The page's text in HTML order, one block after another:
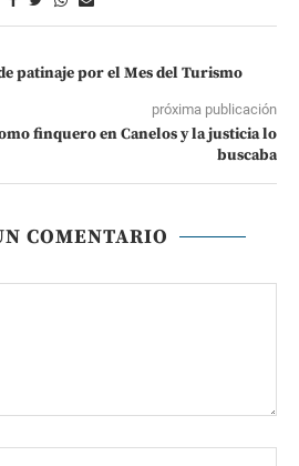
patinaje por el Mes del Turismo
próxima publicación
finquero en Canelos y la justicia lo
buscaba
COMENTARIO